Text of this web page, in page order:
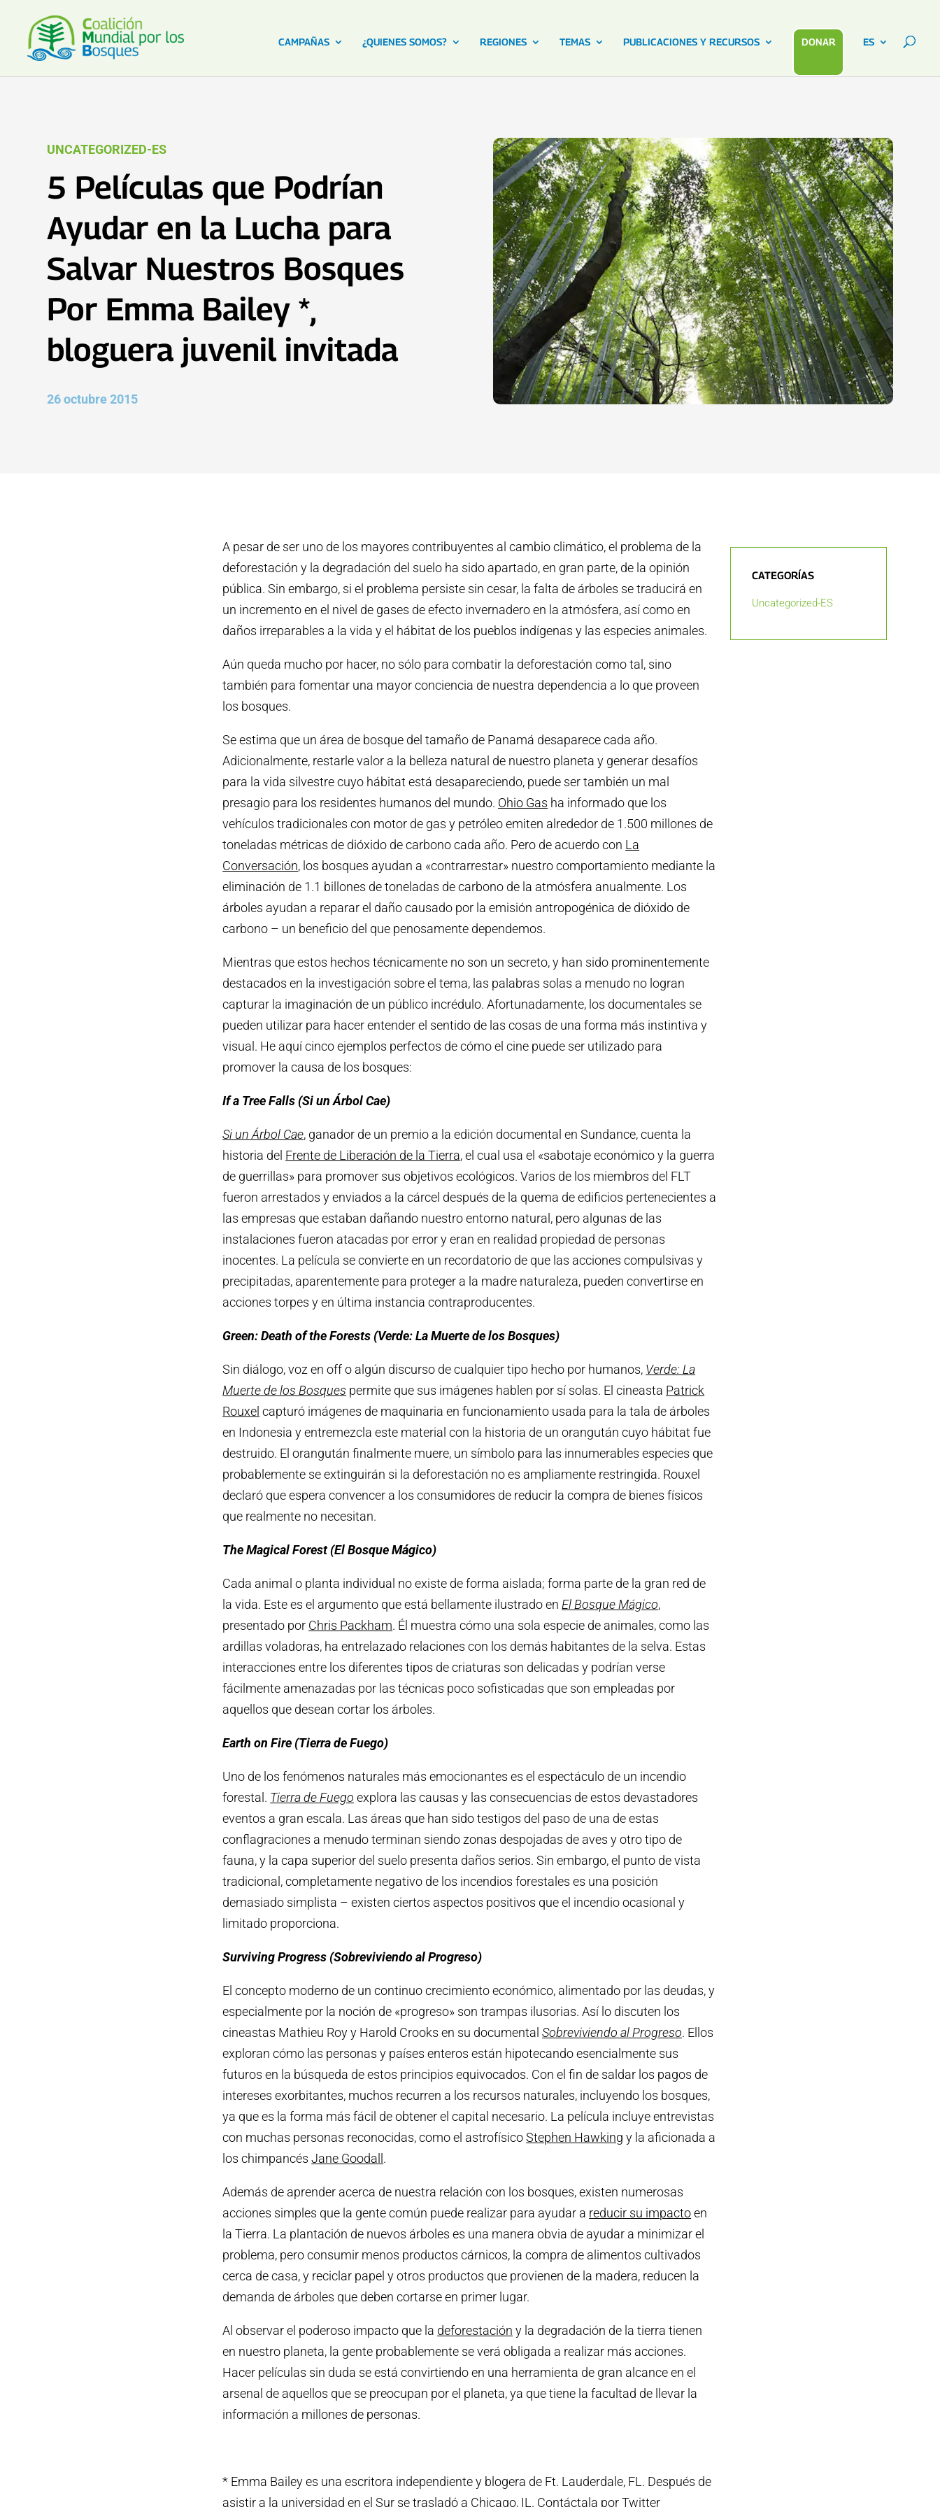
CAMPAÑAS ¿QUIENES SOMOS? REGIONES TEMAS PUBLICACIONES Y RECURSOS DONAR ES
UNCATEGORIZED-ES
5 Películas que Podrían
Ayudar en la Lucha para
Salvar Nuestros Bosques
Por Emma Bailey *,
bloguera juvenil invitada
26 octubre 2015
A pesar de ser uno de los mayores contribuyentes al cambio climático, el problema de la
deforestación y la degradación del suelo ha sido apartado, en gran parte, de la opinión
pública. Sin embargo, si el problema persiste sin cesar, la falta de árboles se traducirá en
un incremento en el nivel de gases de efecto invernadero en la atmósfera, así como en
daños irreparables a la vida y el hábitat de los pueblos indígenas y las especies animales.
Aún queda mucho por hacer, no sólo para combatir la deforestación como tal, sino
también para fomentar una mayor conciencia de nuestra dependencia a lo que proveen
los bosques.
Se estima que un área de bosque del tamaño de Panamá desaparece cada año.
Adicionalmente, restarle valor a la belleza natural de nuestro planeta y generar desafíos
para la vida silvestre cuyo hábitat está desapareciendo, puede ser también un mal
presagio para los residentes humanos del mundo. Ohio Gas ha informado que los
vehículos tradicionales con motor de gas y petróleo emiten alrededor de 1.500 millones de
toneladas métricas de dióxido de carbono cada año. Pero de acuerdo con La
Conversación, los bosques ayudan a «contrarrestar» nuestro comportamiento mediante la
eliminación de 1.1 billones de toneladas de carbono de la atmósfera anualmente. Los
árboles ayudan a reparar el daño causado por la emisión antropogénica de dióxido de
carbono – un beneficio del que penosamente dependemos.
Mientras que estos hechos técnicamente no son un secreto, y han sido prominentemente
destacados en la investigación sobre el tema, las palabras solas a menudo no logran
capturar la imaginación de un público incrédulo. Afortunadamente, los documentales se
pueden utilizar para hacer entender el sentido de las cosas de una forma más instintiva y
visual. He aquí cinco ejemplos perfectos de cómo el cine puede ser utilizado para
promover la causa de los bosques:
If a Tree Falls (Si un Árbol Cae)
Si un Árbol Cae, ganador de un premio a la edición documental en Sundance, cuenta la
historia del Frente de Liberación de la Tierra, el cual usa el «sabotaje económico y la guerra
de guerrillas» para promover sus objetivos ecológicos. Varios de los miembros del FLT
fueron arrestados y enviados a la cárcel después de la quema de edificios pertenecientes a
las empresas que estaban dañando nuestro entorno natural, pero algunas de las
instalaciones fueron atacadas por error y eran en realidad propiedad de personas
inocentes. La película se convierte en un recordatorio de que las acciones compulsivas y
precipitadas, aparentemente para proteger a la madre naturaleza, pueden convertirse en
acciones torpes y en última instancia contraproducentes.
Green: Death of the Forests (Verde: La Muerte de los Bosques)
Sin diálogo, voz en off o algún discurso de cualquier tipo hecho por humanos, Verde: La
Muerte de los Bosques permite que sus imágenes hablen por sí solas. El cineasta Patrick
Rouxel capturó imágenes de maquinaria en funcionamiento usada para la tala de árboles
en Indonesia y entremezcla este material con la historia de un orangután cuyo hábitat fue
destruido. El orangután finalmente muere, un símbolo para las innumerables especies que
probablemente se extinguirán si la deforestación no es ampliamente restringida. Rouxel
declaró que espera convencer a los consumidores de reducir la compra de bienes físicos
que realmente no necesitan.
The Magical Forest (El Bosque Mágico)
Cada animal o planta individual no existe de forma aislada; forma parte de la gran red de
la vida. Este es el argumento que está bellamente ilustrado en El Bosque Mágico,
presentado por Chris Packham. Él muestra cómo una sola especie de animales, como las
ardillas voladoras, ha entrelazado relaciones con los demás habitantes de la selva. Estas
interacciones entre los diferentes tipos de criaturas son delicadas y podrían verse
fácilmente amenazadas por las técnicas poco sofisticadas que son empleadas por
aquellos que desean cortar los árboles.
Earth on Fire (Tierra de Fuego)
Uno de los fenómenos naturales más emocionantes es el espectáculo de un incendio
forestal. Tierra de Fuego explora las causas y las consecuencias de estos devastadores
eventos a gran escala. Las áreas que han sido testigos del paso de una de estas
conflagraciones a menudo terminan siendo zonas despojadas de aves y otro tipo de
fauna, y la capa superior del suelo presenta daños serios. Sin embargo, el punto de vista
tradicional, completamente negativo de los incendios forestales es una posición
demasiado simplista – existen ciertos aspectos positivos que el incendio ocasional y
limitado proporciona.
Surviving Progress (Sobreviviendo al Progreso)
El concepto moderno de un continuo crecimiento económico, alimentado por las deudas, y
especialmente por la noción de «progreso» son trampas ilusorias. Así lo discuten los
cineastas Mathieu Roy y Harold Crooks en su documentalSobreviviendo al Progreso. Ellos
exploran cómo las personas y países enteros están hipotecando esencialmente sus
futuros en la búsqueda de estos principios equivocados. Con el fin de saldar los pagos de
intereses exorbitantes, muchos recurren a los recursos naturales, incluyendo los bosques,
ya que es la forma más fácil de obtener el capital necesario. La película incluye entrevistas
con muchas personas reconocidas, como el astrofísicoStephen Hawking y la aficionada a
los chimpancésJane Goodall .
Además de aprender acerca de nuestra relación con los bosques, existen numerosas
acciones simples que la gente común puede realizar para ayudar a reducir su impactoen
la Tierra. La plantación de nuevos árboles es una manera obvia de ayudar a minimizar el
problema, pero consumir menos productos cárnicos, la compra de alimentos cultivados
cerca de casa, y reciclar papel y otros productos que provienen de la madera, reducen la
demanda de árboles que deben cortarse en primer lugar.
Al observar el poderoso impacto que la deforestación y la degradación de la tierra tienen
en nuestro planeta, la gente probablemente se verá obligada a realizar más acciones.
Hacer películas sin duda se está convirtiendo en una herramienta de gran alcance en el
arsenal de aquellos que se preocupan por el planeta, ya que tiene la facultad de llevar la
información a millones de personas.
* Emma Bailey es una escritora independiente y blogera de Ft. Lauderdale, FL. Después de
asistir a la universidad en el Sur se trasladó a Chicago, IL. Contáctala por Twitter
CATEGORÍAS
Uncategorized-ES